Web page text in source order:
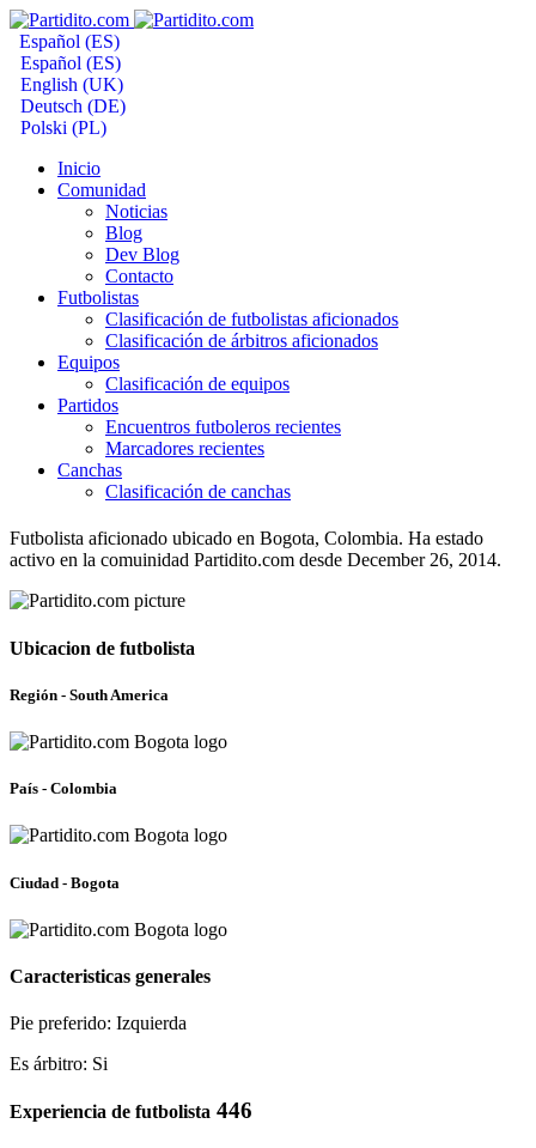
Español (ES)
Español (ES)
English (UK)
Deutsch (DE)
Polski (PL)
Inicio
Comunidad
Noticias
Blog
Dev Blog
Contacto
Futbolistas
Clasificación de futbolistas aficionados
Clasificación de árbitros aficionados
Equipos
Clasificación de equipos
Partidos
Encuentros futboleros recientes
Marcadores recientes
Canchas
Clasificación de canchas
Futbolista aficionado ubicado en Bogota, Colombia. Ha estado
activo en la comuinidad Partidito.com desde December 26, 2014.
Ubicacion de futbolista
Región - South America
País - Colombia
Ciudad - Bogota
Caracteristicas generales
Pie preferido: Izquierda
Es árbitro: Si
Experiencia de futbolista 446